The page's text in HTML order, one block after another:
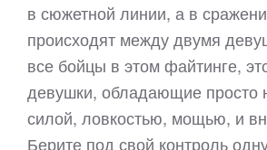
в сюжетной линии, а в
происходят между двумя
все бойцы в этом файтинге,
девушки, обладающие просто
силой, ловкостью, мощью, и
Берите под свой контроль